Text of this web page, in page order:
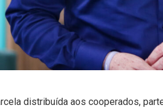
distribuída aos cooperados,